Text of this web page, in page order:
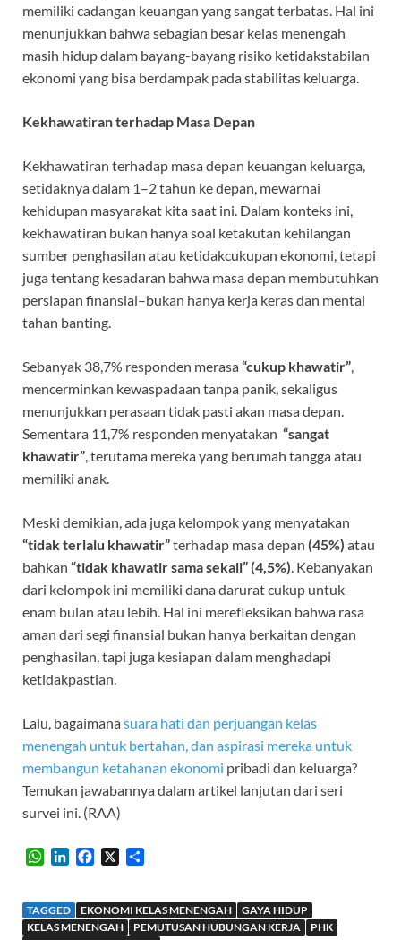
memiliki cadangan keuangan yang sangat terbatas. Hal ini
menunjukkan bahwa sebagian besar kelas menengah
masih hidup dalam bayang-bayang risiko ketidakstabilan
ekonomi yang bisa berdampak pada stabilitas keluarga.
Kekhawatiran terhadap Masa Depan
Kekhawatiran terhadap masa depan keuangan keluarga,
setidaknya dalam 1–2 tahun ke depan, mewarnai
kehidupan masyarakat kita saat ini. Dalam konteks ini,
kekhawatiran bukan hanya soal ketakutan kehilangan
sumber penghasilan atau ketidakcukupan ekonomi, tetapi
juga tentang kesadaran bahwa masa depan membutuhkan
persiapan finansial–bukan hanya kerja keras dan mental
tahan banting.
Sebanyak 38,7% responden merasa“cukup khawatir”
mencerminkan kewaspadaan tanpa panik, sekaligus
menunjukkan perasaan tidak pasti akan masa depan.
Sementara 11,7% responden menyatakan “sangat
khawatir” , terutama mereka yang berumah tangga atau
memiliki anak.
Meski demikian, ada juga kelompok yang menyatakan
“tidak terlalu khawatir”terhadap masa depan (45%) atau
bahkan “tidak khawatir sama sekali” (4,5%) . Kebanyakan
dari kelompok ini memiliki dana darurat cukup untuk
enam bulan atau lebih. Hal ini merefleksikan bahwa rasa
aman dari segi finansial bukan hanya berkaitan dengan
penghasilan, tapi juga kesiapan dalam menghadapi
ketidakpastian.
Lalu, bagaimanasuara hati dan perjuangan kelas
menengah untuk bertahan, dan aspirasi mereka untuk
membangun ketahanan ekonomi pribadi dan keluarga?
Temukan jawabannya dalam artikel lanjutan dari seri
survei ini. (RAA)
W
t
s
k
e
e
b
r
e
TAGGED EKONOMI KELAS MENENGAH
GAYA HIDUP
KELAS MENENGAH
PEMUTUSAN HUBUNGAN KERJA
PHK